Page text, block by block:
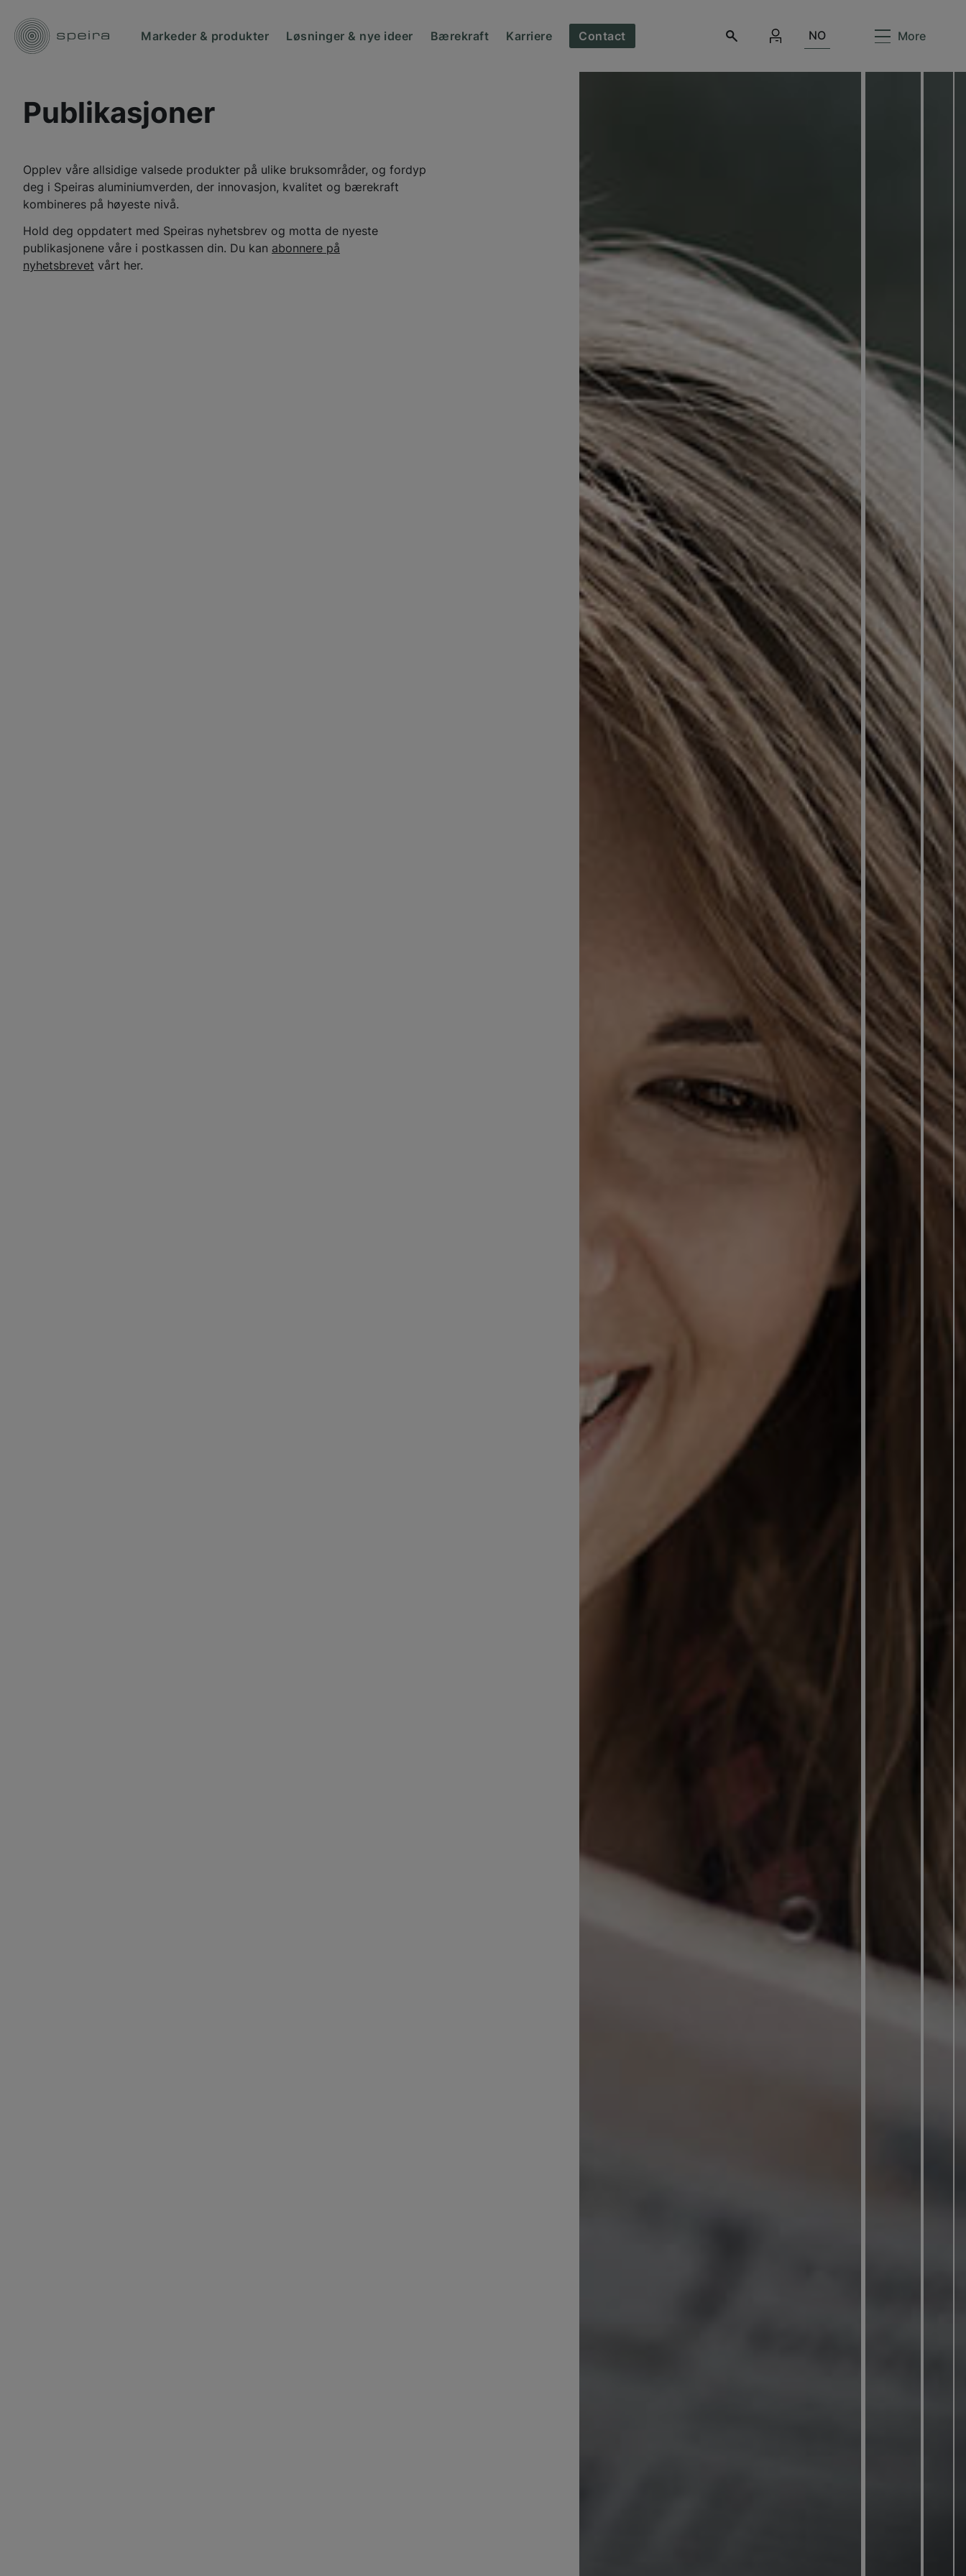
Markeder & produkter Løsninger & nye ideer Bærekraft Karriere Contact NO More
Publikasjoner
Opplev våre allsidige valsede produkter på ulike bruksområder, og fordyp
deg i Speiras aluminiumverden, der innovasjon, kvalitet og bærekraft
kombineres på høyeste nivå.
Hold deg oppdatert med Speiras nyhetsbrev og motta de nyeste
publikasjonene våre i postkassen din. Du kan abonnere på
nyhetsbrevet vårt her.